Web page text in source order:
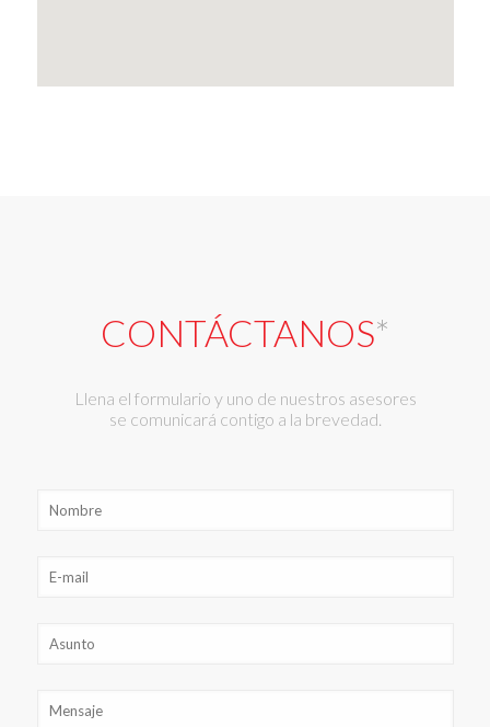
CONTÁCTANOS*
Llena el formulario y uno de nuestros asesores
se comunicará contigo a la brevedad.